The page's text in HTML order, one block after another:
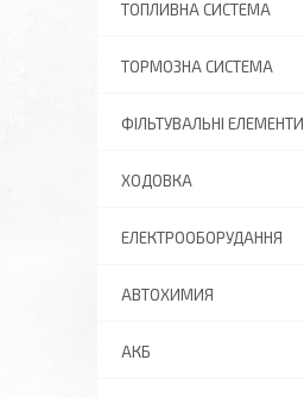
ТОПЛИВНА СИСТЕМА
ТОРМОЗНА СИСТЕМА
ФІЛЬТУВАЛЬНІ ЕЛЕМЕНТИ
ХОДОВКА
ЕЛЕКТРООБОРУДАННЯ
АВТОХИМИЯ
АКБ